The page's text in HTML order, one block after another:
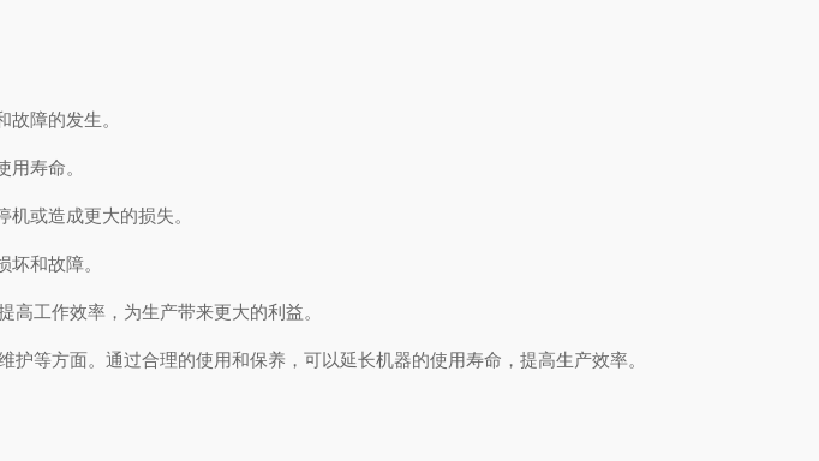
障的发生。
寿命。
或造成更大的损失。
和故障。
工作效率，为生产带来更大的利益。
等方面。通过合理的使用和保养，可以延长机器的使用寿命，提高生产效率。